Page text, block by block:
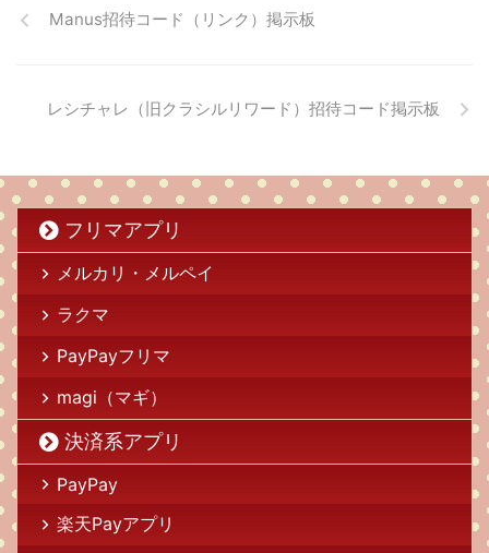
Manus招待コード（リンク）掲示板
レシチャレ（旧クラシルリワード）招待コード掲示板
フリマアプリ
メルカリ・メルペイ
ラクマ
PayPayフリマ
magi（マギ）
決済系アプリ
PayPay
楽天Payアプリ